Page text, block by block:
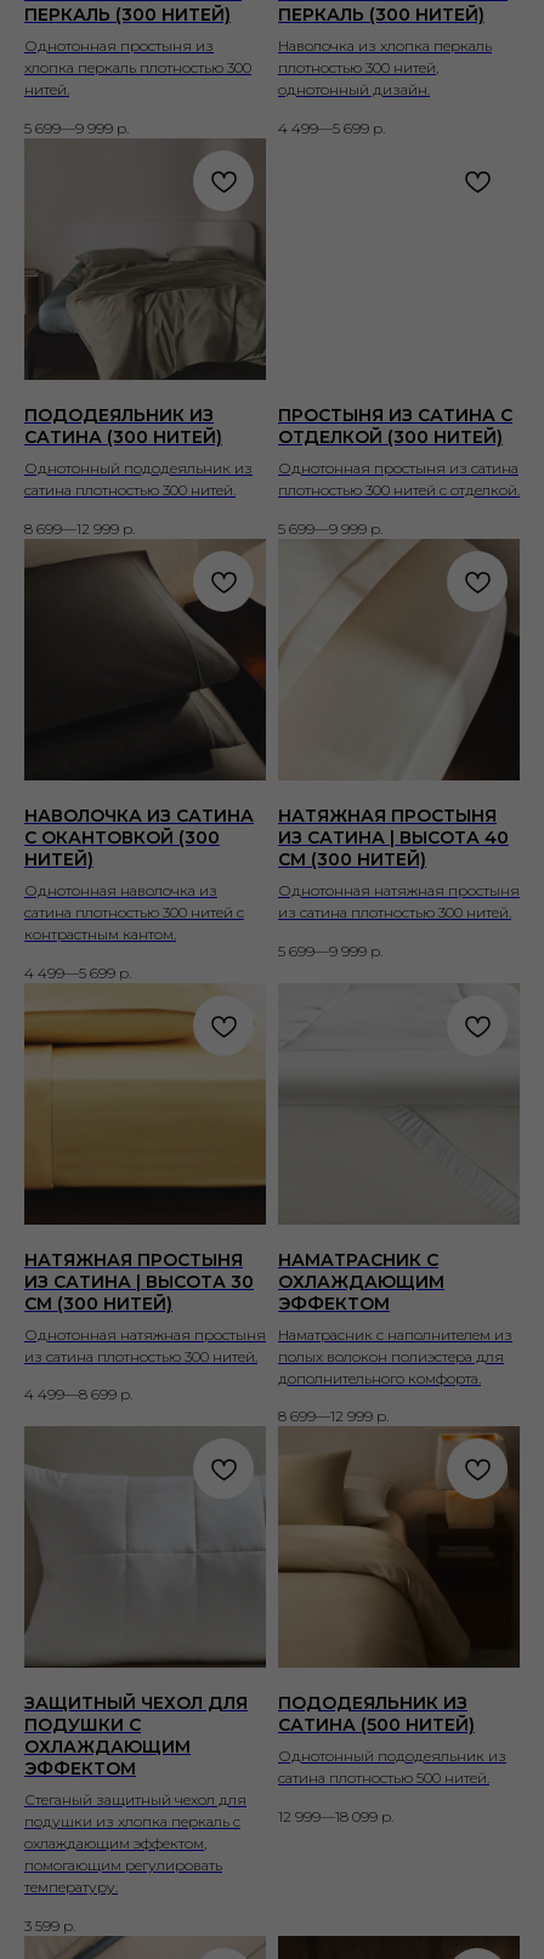
ПЕРКАЛЬ (300 НИТЕЙ)
Однотонная простыня из
хлопка перкаль плотностью 300
нитей.
5 699—9 999 р.
ПЕРКАЛЬ (300 НИТЕЙ)
Наволочка из хлопка перкаль
плотностью 300 нитей,
однотонный дизайн.
4 499—5 699 р.
ПОДОДЕЯЛЬНИК ИЗ
САТИНА (300 НИТЕЙ)
Однотонный пододеяльник из
сатина плотностью 300 нитей.
8 699—12 999 р.
ПРОСТЫНЯ ИЗ САТИНА С
ОТДЕЛКОЙ (300 НИТЕЙ)
Однотонная простыня из сатина
плотностью 300 нитей с отделкой.
5 699—9 999 р.
НАВОЛОЧКА ИЗ САТИНА
С ОКАНТОВКОЙ (300
НИТЕЙ)
Однотонная наволочка из
сатина плотностью 300 нитей с
контрастным кантом.
4 499—5 699 р.
НАТЯЖНАЯ ПРОСТЫНЯ
ИЗ САТИНА | ВЫСОТА 40
СМ (300 НИТЕЙ)
Однотонная натяжная простыня
из сатина плотностью 300 нитей.
5 699—9 999 р.
НАТЯЖНАЯ ПРОСТЫНЯ
ИЗ САТИНА | ВЫСОТА 30
СМ (300 НИТЕЙ)
Однотонная натяжная простыня
из сатина плотностью 300 нитей.
4 499—8 699 р.
НАМАТРАСНИК С
ОХЛАЖДАЮЩИМ
ЭФФЕКТОМ
Наматрасник с наполнителем из
полых волокон полиэстера для
дополнительного комфорта.
8 699—12 999 р.
ЗАЩИТНЫЙ ЧЕХОЛ ДЛЯ
ПОДУШКИ С
ОХЛАЖДАЮЩИМ
ЭФФЕКТОМ
Стеганый защитный чехол для
подушки из хлопка перкаль с
охлаждающим эффектом,
помогающим регулировать
температуру.
3 599 р.
ПОДОДЕЯЛЬНИК ИЗ
САТИНА (500 НИТЕЙ)
Однотонный пододеяльник из
сатина плотностью 500 нитей.
12 999—18 099 р.